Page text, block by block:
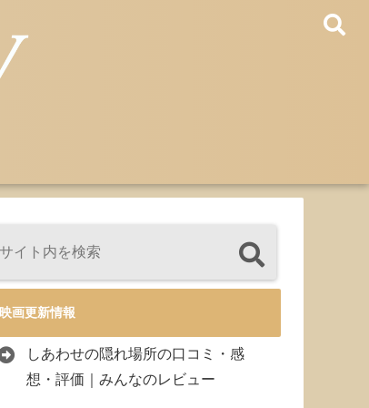
映画更新情報
しあわせの隠れ場所の口コミ・感
想・評価｜みんなのレビュー